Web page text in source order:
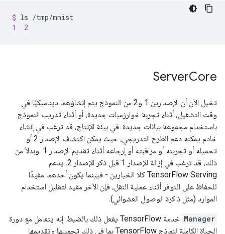
$ ls
1  2
ServerCore
تخيل الآن أن الإصدارين 1 و2 من النموذج يتم إنشاؤهما ديناميكيًا في
وقت التشغيل، أثناء تجربة خوارزميات جديدة، أو أثناء تدريب النموذج
باستخدام مجموعة بيانات جديدة. في بيئة الإنتاج، قد ترغب في إنشاء
خادم يمكنه دعم الطرح التدريجي، حيث يمكن اكتشاف الإصدار 2 أو
تحميله أو تجربته أو مراقبته أو إرجاعه أثناء تقديم الإصدار 1. وبدلاً من
ذلك، قد ترغب في إزالة الإصدار 1 قبل ذكر الإصدار 2. يدعم
TensorFlow Serving كلا الخيارين - فبينما يكون أحدهما مفيدًا
للحفاظ على التوفر أثناء عملية النقل، فإن الآخر مفيد لتقليل استخدام
الموارد (مثل ذاكرة الوصول العشوائي).
Manager
خدمة TensorFlow يفعل ذلك بالضبط. إنه يتعامل مع دورة
الحياة الكاملة لنماذج TensorFlow بما في ذلك تحميلها وتقديمها